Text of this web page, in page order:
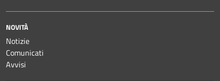
NOVITÀ
Notizie
Comunicati
Avvisi